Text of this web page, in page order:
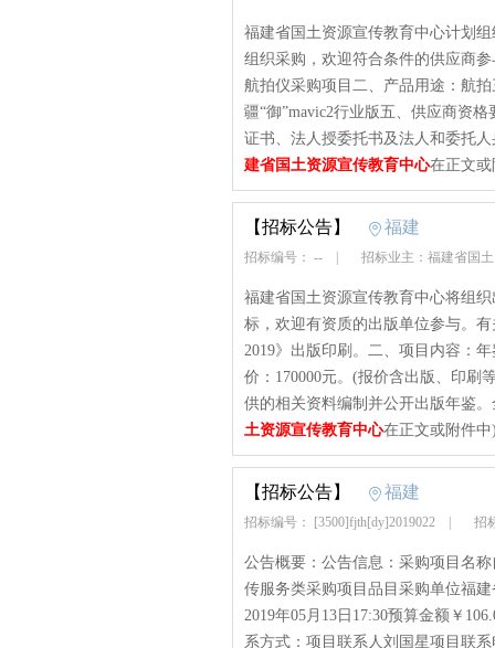
福建省国土资源宣传教育中心计划
组织采购，欢迎符合条件的供应商
航拍仪采购项目二、产品用途：航
疆“御”mavic2行业版五、供应商资
证书、法人授委托书及法人和委托
建省国土资源宣传教育中心在正文
【招标公告】 福建
招标编号： -- 招标业主：福建省国
福建省国土资源宣传教育中心将组
标，欢迎有资质的出版单位参与。
2019》出版印刷。二、项目内容：
价：170000元。(报价含出版、印刷
供的相关资料编制并公开出版年鉴
土资源宣传教育中心在正文或附件中
【招标公告】 福建
招标编号： [3500]fjth[dy]2019022 招
公告概要：公告信息：采购项目名
传服务类采购项目品目采购单位福
2019年05月13日17:30预算金额￥
系方式：项目联系人刘国星项目联